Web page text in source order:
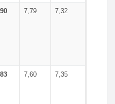
7,79 7,32
7,60 7,35